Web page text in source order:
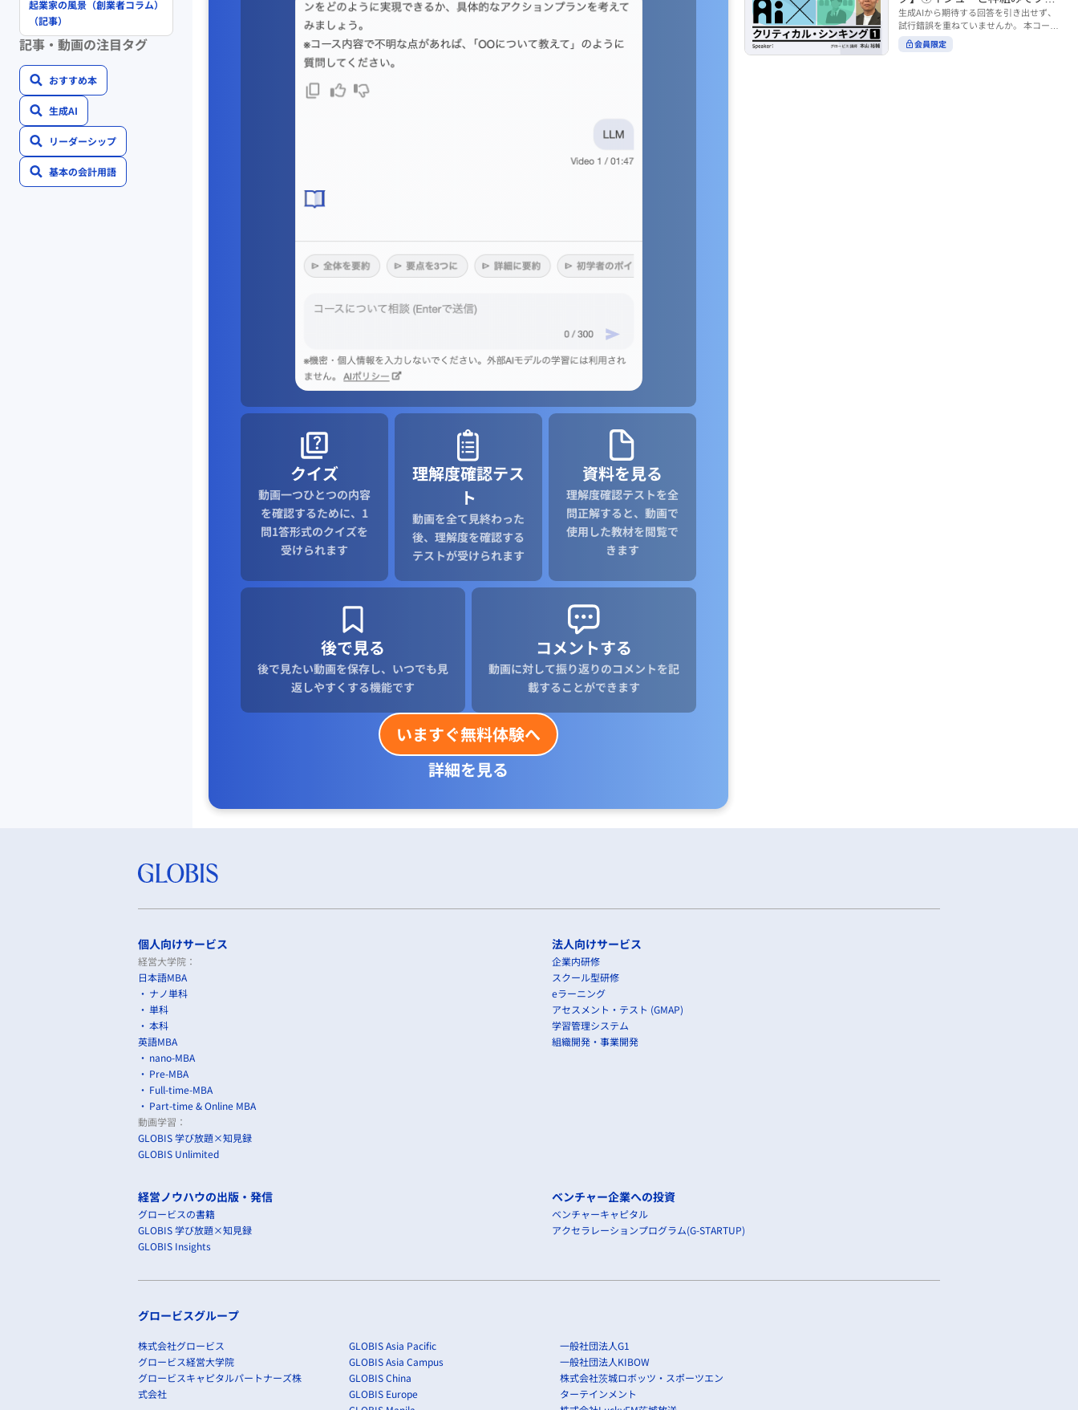
クイズ
動画一つひとつの内容
を確認するために、1
問1答形式のクイズを
受けられます
理解度確認テス
ト
動画を全て見終わった
後、理解度を確認する
テストが受けられます
資料を見る
理解度確認テストを全
問正解すると、動画で
使用した教材を閲覧で
きます
後で見る
後で見たい動画を保存し、いつでも見
返しやすくする機能です
コメントする
動画に対して振り返りのコメントを記
載することができます
いますぐ無料体験へ
詳細を見る
95%E3%83%88 ※本コースは、AIのマネ
ジメント活用を学ぶ「AIビジネスシフ
ト」シリーズの一環として提供していま
す。 ※本動画は、制作時点の情報に基づ
のビジネススキルを学ぶ「AIタレントシ
フト」シリーズの一環として提供してい
ます。 https://unlimited.globis.co.jp/j
a/tags/AI%E3%82%BF%E3%83%AC%E
今、日本社会は世界と比較して「最も眠
らない国」だということもわかってきて
います。 慢性的な睡眠不足は、心身の健
康に悪影響なだけでなく、仕事のパフォ
ーマンスにも当然大きな影響を与え、社
ンプトを磨く
生成AIから期待する回答を引き出せず、
試行錯誤を重ねていませんか。 本コース
では、生成AI活用の質を高める鍵とし
て、クリティカル・シンキングの視点か
会員限定
起業家の風景（創業者コラム）
（記事）
記事・動画の注目タグ
おすすめ本
生成AI
リーダーシップ
基本の会計用語
個人向けサービス
経営大学院：
日本語MBA
ナノ単科
単科
本科
英語MBA
nano-MBA
Pre-MBA
Full-time-MBA
Part-time & Online MBA
動画学習：
GLOBIS 学び放題×知見録
GLOBIS Unlimited
法人向けサービス
企業内研修
スクール型研修
eラーニング
アセスメント・テスト (GMAP)
学習管理システム
組織開発・事業開発
経営ノウハウの出版・発信
グロービスの書籍
GLOBIS 学び放題×知見録
GLOBIS Insights
ベンチャー企業への投資
ベンチャーキャピタル
アクセラレーションプログラム(G-STARTUP)
グロービスグループ
株式会社グロービス
グロービス経営大学院
グロービスキャピタルパートナーズ株
式会社
GLOBIS Asia Pacific
GLOBIS Asia Campus
GLOBIS China
GLOBIS Europe
一般社団法人G1
一般社団法人KIBOW
株式会社茨城ロボッツ・スポーツエン
ターテインメント